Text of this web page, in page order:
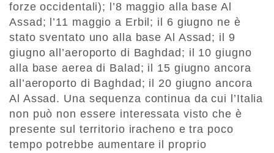
forze occidentali); l’8 maggio alla base Al
Assad; l’11 maggio a Erbil; il 6 giugno ne è
stato sventato uno alla base Al Assad; il 9
giugno all’aeroporto di Baghdad; il 10 giugno
alla base aerea di Balad; il 15 giugno ancora
all’aeroporto di Baghdad; il 20 giugno ancora
Al Assad. Una sequenza continua da cui l’Italia
non può non essere interessata visto che è
presente sul territorio iracheno e tra poco
tempo potrebbe aumentare il proprio